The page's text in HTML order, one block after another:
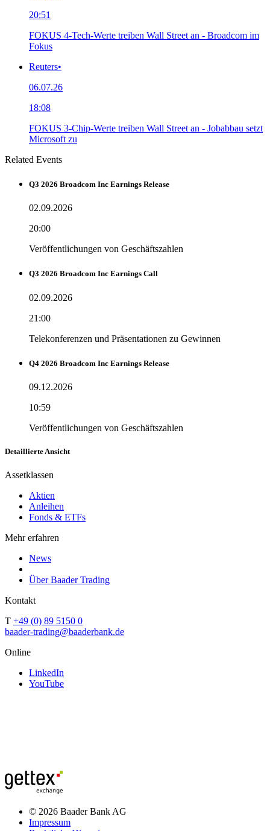
20:51
FOKUS 4-Tech-Werte treiben Wall Street an - Broadcom im
Fokus
Reuters•
06.07.26
18:08
FOKUS 3-Chip-Werte treiben Wall Street an - Jobabbau setzt
Microsoft zu
Related Events
Q3 2026 Broadcom Inc Earnings Release
02.09.2026
20:00
Veröffentlichungen von Geschäftszahlen
Q3 2026 Broadcom Inc Earnings Call
02.09.2026
21:00
Telekonferenzen und Präsentationen zu Gewinnen
Q4 2026 Broadcom Inc Earnings Release
09.12.2026
10:59
Veröffentlichungen von Geschäftszahlen
Detaillierte Ansicht
Assetklassen
Aktien
Anleihen
Fonds & ETFs
Mehr erfahren
News
Über Baader Trading
Kontakt
T +49 (0) 89 5150 0
baader-trading@baaderbank.de
Online
LinkedIn
YouTube
© 2026 Baader Bank AG
Impressum